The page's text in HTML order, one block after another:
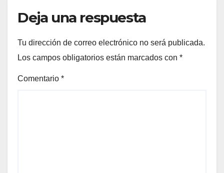
Deja una respuesta
Tu dirección de correo electrónico no será publicada.
Los campos obligatorios están marcados con *
Comentario *